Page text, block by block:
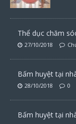
Thể dục chăm
27/10/2018
Bấm huyệt tại
28/10/2018 0
Bấm huyệt tại